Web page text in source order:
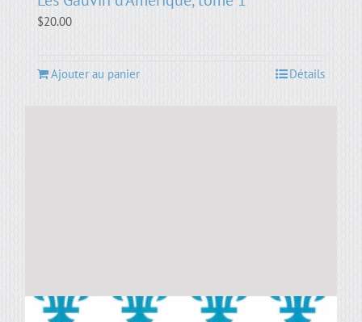
$20.00
Ajouter au panier Détails